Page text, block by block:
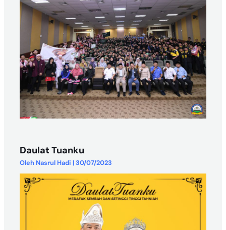
Daulat Tuanku
Oleh Nasrul Hadi |30/07/2023